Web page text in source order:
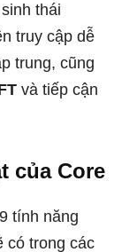
thái
truy cập dễ
trung, cũng
và tiếp cận
của Core
tính năng
có trong các